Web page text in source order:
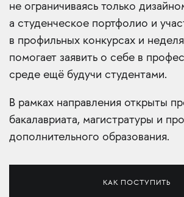
не ограничиваясь только
а студенческое портфолио и
в профильных конкурсах и
помогает заявить о себе в
среде ещё будучи студентами.
В рамках направления открыты
бакалавриата, магистратуры и
дополнительного образования.
КАК ПОСТУПИТЬ